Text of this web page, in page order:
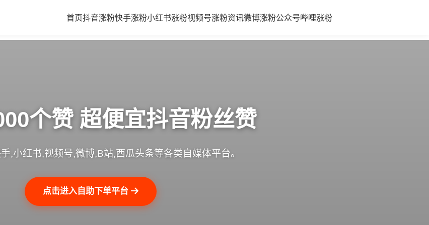
首页抖音涨粉快手涨粉小红书涨粉视频号涨粉资讯微博涨粉公众号哔哩涨粉
个赞 超便宜抖音粉丝赞
,小红书,视频号,微博,B站,西瓜头条等各类自媒体平台。
点击进入自助下单平台